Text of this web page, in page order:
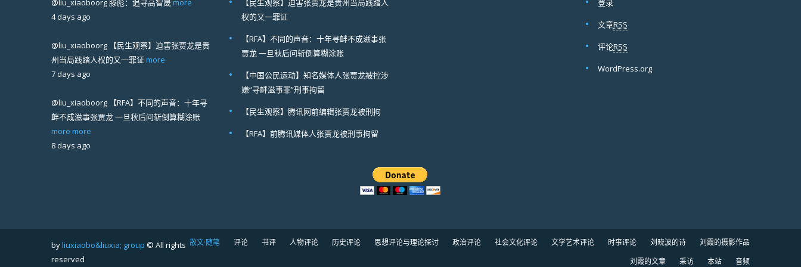
@liu_xiaoboorg滕彪：追寻高智晟 more
4 days ago
@liu_xiaoboorg 【民生观察】迫害张贾龙是贵
州当局践踏人权的又一罪证 more
7 days ago
@liu_xiaoboorg 【RFA】不同的声音：十年寻
衅不成滋事张贾龙 一旦秋后问斩倒算糊涂账
more more
8 days ago
【民生观察】迫害张贾龙是贵州当局践踏人
权的又一罪证
【RFA】不同的声音：十年寻衅不成滋事张
贾龙 一旦秋后问斩倒算糊涂账
【中国公民运动】知名媒体人张贾龙被控涉
嫌“寻衅滋事罪”刑事拘留
【民生观察】腾讯网前编辑张贾龙被刑拘
【RFA】前腾讯媒体人张贾龙被刑事拘留
登录
文章RSS
评论RSS
WordPress.org
byliuxiaobo&liuxia; group © All rights
reserved
散文·随笔 评论 书评 人物评论 历史评论 思想评论与理论探讨 政治评论 社会文化评论 文学艺术评论 时事评论 刘晓波的诗
刘霞的摄影作品
刘霞的文章
采访 本站 音频